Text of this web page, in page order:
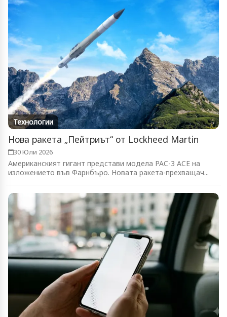
Технологии
Нова ракета „Пейтриът“ от Lockheed Martin
30 Юли 2026
Американският гигант представи модела PAC-3 ACE на
изложението във Фарнбъро. Новата ракета-прехващач...